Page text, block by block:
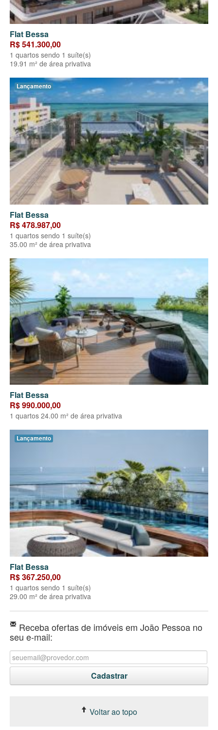
Flat Bessa
R$ 541.300,00
1 quartos sendo 1 suíte(s)
19.91 m² de área privativa
Lançamento
Flat Bessa
R$ 478.987,00
1 quartos sendo 1 suíte(s)
35.00 m² de área privativa
Flat Bessa
R$ 990.000,00
1 quartos 24.00 m² de área privativa
Lançamento
Flat Bessa
R$ 367.250,00
1 quartos sendo 1 suíte(s)
29.00 m² de área privativa
Receba ofertas de imóveis em João Pessoa no
seu e-mail:
Voltar ao topo